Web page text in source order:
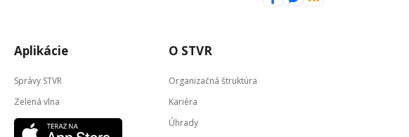
Aplikácie
Správy STVR
Zelená vlna
O STVR
Organizačná štruktúra
Kariéra
Úhrady